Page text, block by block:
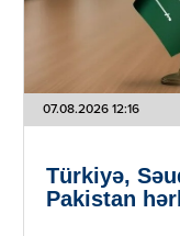
07.08.2026 12:16
Türkiyə,
Pakistan